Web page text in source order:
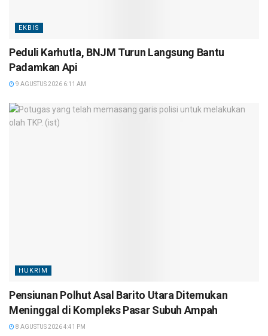
EKBIS
Peduli Karhutla, BNJM Turun Langsung Bantu
Padamkan Api
9 AGUSTUS 2026 6:11 AM
HUKRIM
Pensiunan Polhut Asal Barito Utara Ditemukan
Meninggal di Kompleks Pasar Subuh Ampah
8 AGUSTUS 2026 4:41 PM